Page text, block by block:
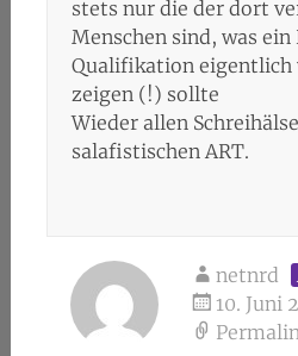
stets nur die der dort
Menschen sind, was ein
Qualifikation eigentlich
zeigen (!) sollte
Wieder allen
salafistischen ART.
netnrd
10. Juni